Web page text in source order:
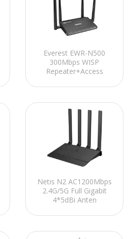
Everest EWR-N500
300Mbps WISP
Repeater+Access
Router
Netis N2 AC1200Mbps
2.4G/5G Full Gigabit
4*5dBi Anten
Easy Mesh Kablosuz